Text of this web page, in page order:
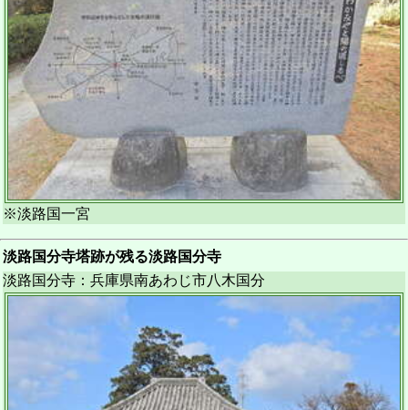
※淡路国一宮
淡路国分寺塔跡が残る淡路国分寺
淡路国分寺：兵庫県南あわじ市八木国分